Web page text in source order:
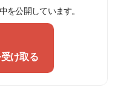
公開しています。
け取る